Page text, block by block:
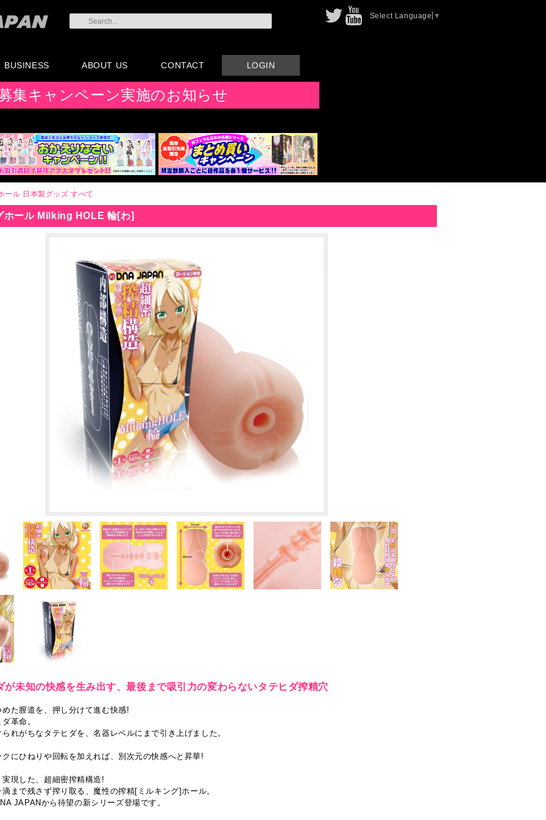
BUSINESS
登録
方法・卸売りにつ
注文書
ログ
物配布
店契約について
ABOUT US
取り扱い店リスト
CONTACT
お問い合わせ
付属品販売(一般のお
客様向け)
アイディア募集
LOGIN
集キャンペーン実施のお知らせ
Select Language ▼
ール 日本製グッズ すべて
ホール Milking HOLE 輪[わ]
が未知の快感を生み出す、最後まで吸引力の変わらないタテヒダ搾精穴
た膣道を、押し分けて進む快感!
革命。
れがちなタテヒダを、名器レベルにまで引き上げました。
にひねりや回転を加えれば、別次元の快感へと昇華!
現した、超細密搾精構造!
まで残さず搾り取る、魔性の搾精[ミルキング]ホール。
JAPANから待望の新シリーズ登場です。